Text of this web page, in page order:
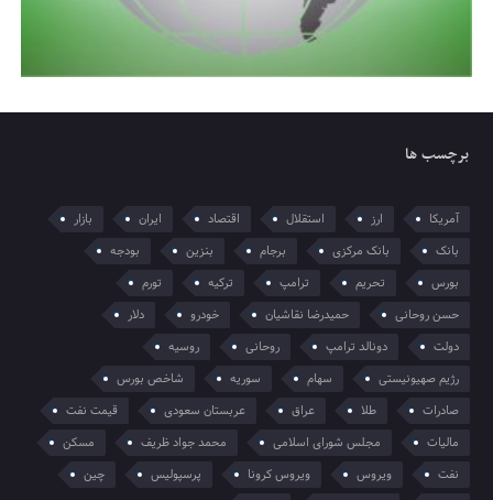
برچسب ها
آمریکا ارز استقلال اقتصاد ایران
بازار
بانک
بانک مرکزی برجام بنزین
بودجه
بورس
تحریم ترامپ ترکیه
تورم
حسن روحانی
حمیدرضا نقاشیان خودرو
دلار
دولت
دونالد ترامپ روحانی
روسیه
رژیم صهیونیستی
سهام سوریه
شاخص بورس
صادرات
طلا عراق عربستان سعودی
قیمت نفت
مالیات
مجلس شورای اسلامی محمد جواد ظریف
مسکن
نفت
ویروس ویروس کرونا پرسپولیس
چین